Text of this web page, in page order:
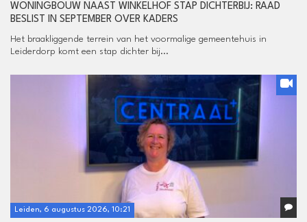
WONINGBOUW NAAST WINKELHOF STAP DICHTERBIJ: RAAD
BESLIST IN SEPTEMBER OVER KADERS
Het braakliggende terrein van het voormalige gemeentehuis in
Leiderdorp komt een stap dichter bij...
Leiden, 6 augustus 2026, 10:21